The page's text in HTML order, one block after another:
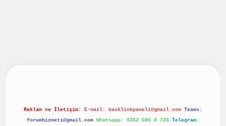
Reklam ve İletişim: E-mail: backlinkpaneli@gmail.com Teams:
forumhizmeti@gmail.com Whatsapp: 0262 606 0 726 Telegram: